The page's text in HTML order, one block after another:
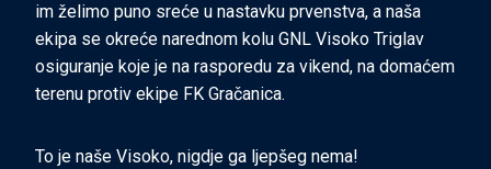
im želimo puno sreće u nastavku prvenstva, a naša
ekipa se okreće narednom kolu GNL Visoko Triglav
osiguranje koje je na rasporedu za vikend, na domaćem
terenu protiv ekipe FK Gračanica.
To je naše Visoko, nigdje ga ljepšeg nema!